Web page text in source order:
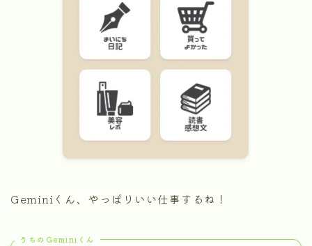
Geminiくん、やっぱりいい仕事するね！
うちのGeminiくん